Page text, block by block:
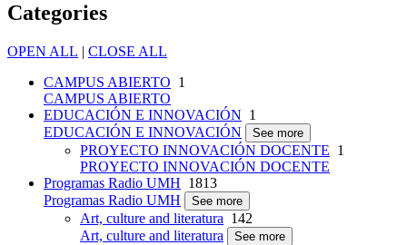
Categories
OPEN ALL | CLOSE ALL
CAMPUS ABIERTO 1
CAMPUS ABIERTO
EDUCACIÓN E INNOVACIÓN 1
EDUCACIÓN E INNOVACIÓN
See more
PROYECTO INNOVACIÓN DOCENTE 1
PROYECTO INNOVACIÓN DOCENTE
Programas Radio UMH 1813
Programas Radio UMH
See more
Art, culture and literatura 142
Art, culture and literatura
See more